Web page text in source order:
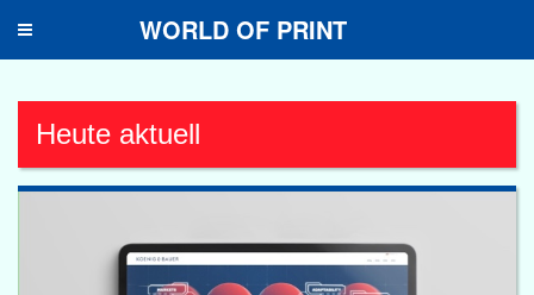
Toggle
WORLD OF PRINT
Heute aktuell